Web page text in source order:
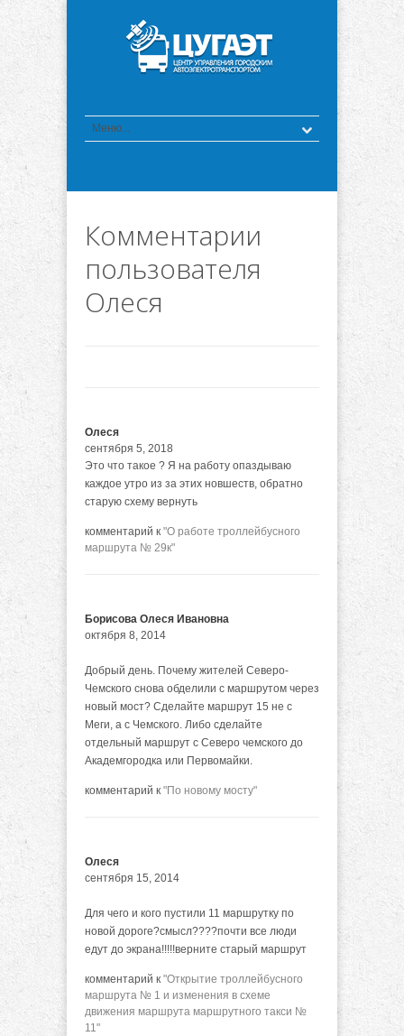
Комментарии
пользователя
Олеся
Олеся
сентября 5, 2018
Это что такое ? Я на работу опаздываю
каждое утро из за этих новшеств, обратно
старую схему вернуть
комментарий к "О работе троллейбусного
маршрута № 29к"
Борисова Олеся Ивановна
октября 8, 2014
Добрый день. Почему жителей Северо-
Чемского снова обделили с маршрутом через
новый мост? Сделайте маршрут 15 не с
Меги, а с Чемского. Либо сделайте
отдельный маршрут с Северо чемского до
Академгородка или Первомайки.
комментарий к "По новому мосту"
Олеся
сентября 15, 2014
Для чего и кого пустили 11 маршрутку по
новой дороге?смысл????почти все люди
едут до экрана!!!!!верните старый маршрут
комментарий к "Открытие троллейбусного
маршрута № 1 и изменения в схеме
движения маршрута маршрутного такси №
11"